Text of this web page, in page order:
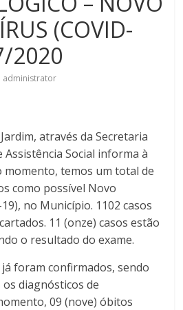
(COVID-
2020
administrator
através da Secretaria
Assistência Social informa à
momento, temos um total de
como possível Novo
no Município. 1102 casos
11 (onze) casos estão
o resultado do exame.
já foram confirmados, sendo
os diagnósticos de
09 (nove) óbitos